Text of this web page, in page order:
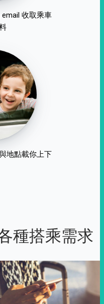
收取乘車
地點載你上下
種搭乘需求